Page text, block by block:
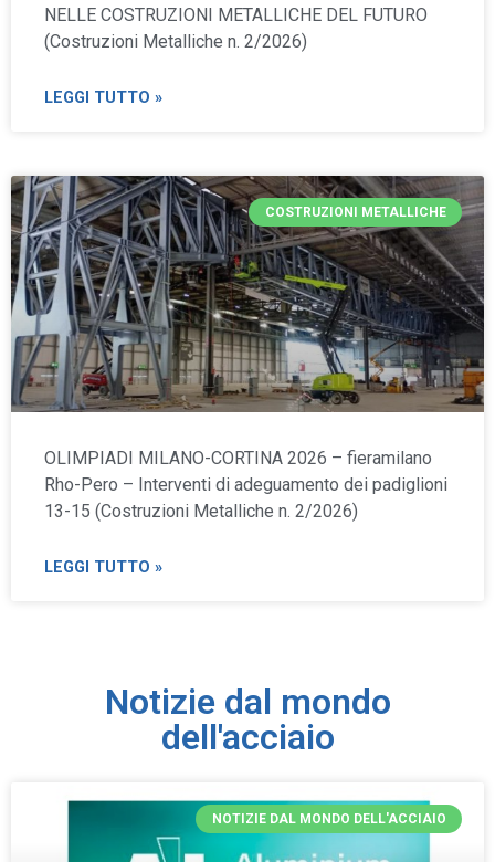
NELLE COSTRUZIONI METALLICHE DEL FUTURO
(Costruzioni Metalliche n. 2/2026)
LEGGI TUTTO »
COSTRUZIONI METALLICHE
OLIMPIADI MILANO-CORTINA 2026 – fieramilano
Rho-Pero – Interventi di adeguamento dei padiglioni
13-15 (Costruzioni Metalliche n. 2/2026)
LEGGI TUTTO »
Notizie dal mondo
dell'acciaio
NOTIZIE DAL MONDO DELL'ACCIAIO